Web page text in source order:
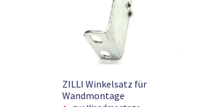
ZILLI Winkelsatz für
Wandmontage